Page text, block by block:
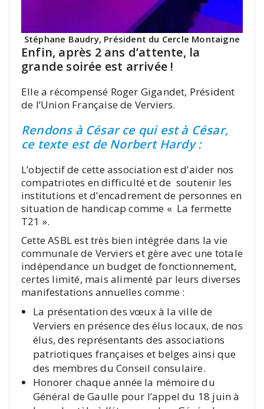
Stéphane Baudry, Président du Cercle Montaigne
Enfin, après 2 ans d’attente, la
grande soirée est arrivée !
Elle a récompensé Roger Gigandet, Président
de l’Union Française de Verviers.
Rendons à César ce qui est à César,
ce texte est de Norbert Hardy :
L’objectif de cette association est d’aider nos
compatriotes en difficulté et de soutenir les
institutions et d’encadrement de personnes en
situation de handicap comme « La fermette
T21 ».
Cette ASBL est très bien intégrée dans la vie
communale de Verviers et gère avec une totale
indépendance un budget de fonctionnement,
certes limité, mais alimenté par leurs diverses
manifestations annuelles comme :
La présentation des vœux à la ville de
Verviers en présence des élus locaux, de nos
élus, des représentants des associations
patriotiques françaises et belges ainsi que
des membres du Conseil consulaire.
Honorer chaque année la mémoire du
Général de Gaulle pour l’appel du 18 juin à